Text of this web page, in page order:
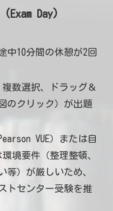
Day)
中10分間の休憩が2回
数選択、ドラッグ＆
のクリック）が出題
VUE）または自
境要件（整理整頓、
等）が厳しいため、
トセンター受験を推